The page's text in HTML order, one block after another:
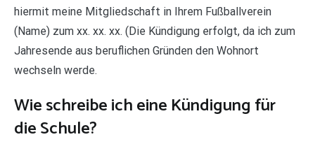
hiermit meine Mitgliedschaft in Ihrem Fußballverein
(Name) zum xx. xx. xx. (Die Kündigung erfolgt, da ich zum
Jahresende aus beruflichen Gründen den Wohnort
wechseln werde.
Wie schreibe ich eine Kündigung für
die Schule?